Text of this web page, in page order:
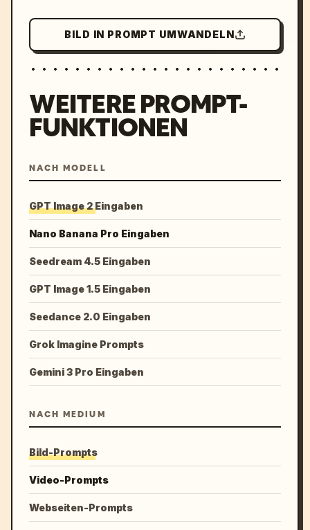
BILD IN PROMPT UMWANDELN
WEITERE PROMPT-
FUNKTIONEN
NACH MODELL
GPT Image 2 Eingaben
Nano Banana Pro Eingaben
Seedream 4.5 Eingaben
GPT Image 1.5 Eingaben
Seedance 2.0 Eingaben
Grok Imagine Prompts
Gemini 3 Pro Eingaben
NACH MEDIUM
Bild-Prompts
Video-Prompts
Webseiten-Prompts